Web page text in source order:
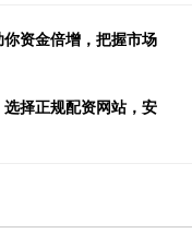
资金倍增，把握市场
择正规配资网站，安